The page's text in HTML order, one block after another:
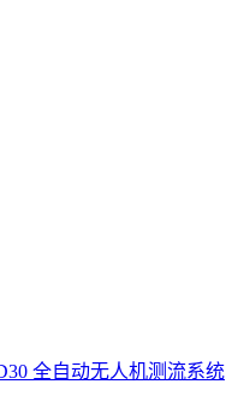
全自动无人机测流系统